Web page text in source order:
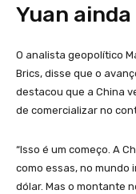
Yuan
O analista geopolítico
Brics, disse que o
destacou que a China
de comercializar no
“Isso é um começo. A
como essas, no mundo
dólar. Mas o montante